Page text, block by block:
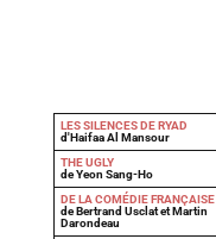
LES SILENCES DE RYAD
d'Haifaa Al Mansour
THE UGLY
de Yeon Sang-Ho
DE LA COMÉDIE FRANÇAISE
de Bertrand Usclat et Martin
Darondeau